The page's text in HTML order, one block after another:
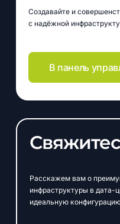
Создавайте и
с надёжной
В панель
Расскажем вам о
инфраструктуры в дата-
идеальную